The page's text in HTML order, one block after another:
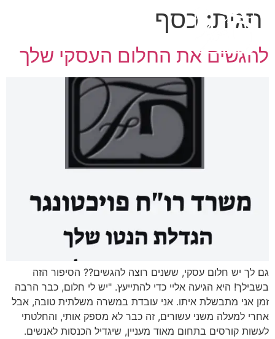
תגית: כסף
להגשים את החלום העסקי שלך
גם לך יש חלום עסקי, ששנים רוצה להגשים?? הסיפור הזה
בשבילך! היא הגיעה אליי כדי להתייעץ. "יש לי חלום, כבר הרבה
זמן אני מתבשלת איתו. אני עובדת במשרה משלתית טובה, אבל
אחרי למעלה משני עשורים, זה כבר לא מספק אותי, והחלטתי
לעשות קורסים בתחום מאוד מעניין, שיגדיל הכנסות לאנשים.